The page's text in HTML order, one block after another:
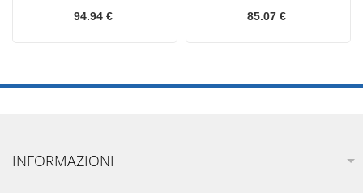
94.94 €
85.07 €
INFORMAZIONI